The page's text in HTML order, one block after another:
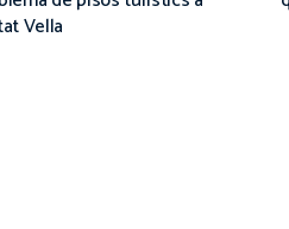
Vella